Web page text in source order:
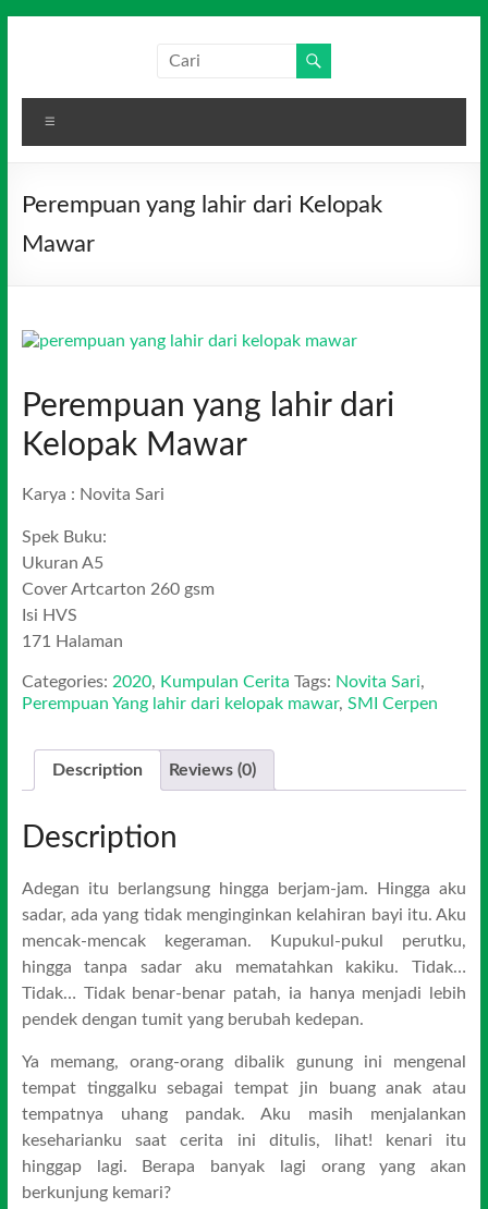
Media
Indonesia
Perempuan yang lahir dari Kelopak
Mawar
Perempuan yang lahir dari
Kelopak Mawar
Karya : Novita Sari
Spek Buku:
Ukuran A5
Cover Artcarton 260 gsm
Isi HVS
171 Halaman
Categories: 2020, Kumpulan Cerita Tags: Novita Sari,
Perempuan Yang lahir dari kelopak mawar, SMI Cerpen
Description Reviews (0)
Description
Adegan itu berlangsung hingga berjam-jam. Hingga aku
sadar, ada yang tidak menginginkan kelahiran bayi itu. Aku
mencak-mencak kegeraman. Kupukul-pukul perutku,
hingga tanpa sadar aku mematahkan kakiku. Tidak…
Tidak… Tidak benar-benar patah, ia hanya menjadi lebih
pendek dengan tumit yang berubah kedepan.
Ya memang, orang-orang dibalik gunung ini mengenal
tempat tinggalku sebagai tempat jin buang anak atau
tempatnya uhang pandak. Aku masih menjalankan
keseharianku saat cerita ini ditulis, lihat! kenari itu
hinggap lagi. Berapa banyak lagi orang yang akan
berkunjung kemari?